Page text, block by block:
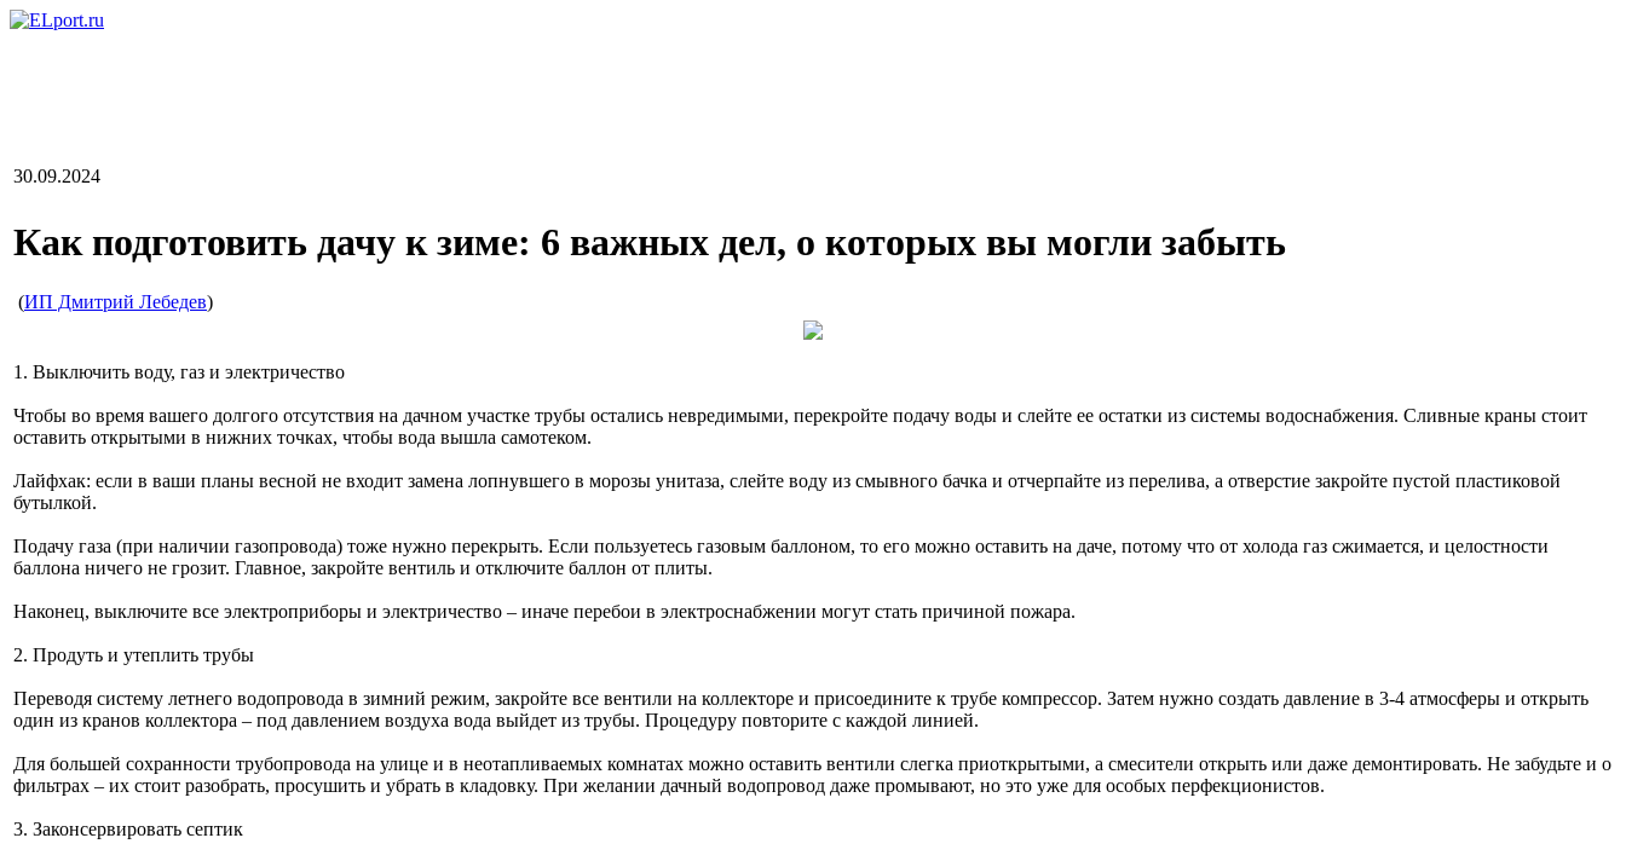
30.09.2024
Как подготовить дачу к зиме: 6 важных дел, о которых вы могли забыть
(ИП Дмитрий Лебедев)
1. Выключить воду, газ и электричество
Чтобы во время вашего долгого отсутствия на дачном участке трубы остались невредимыми, перекройте подачу воды и слейте ее остатки из системы водоснабжения. Сливные краны стоит
оставить открытыми в нижних точках, чтобы вода вышла самотеком.
Лайфхак: если в ваши планы весной не входит замена лопнувшего в морозы унитаза, слейте воду из смывного бачка и отчерпайте из перелива, а отверстие закройте пустой пластиковой
бутылкой.
Подачу газа (при наличии газопровода) тоже нужно перекрыть. Если пользуетесь газовым баллоном, то его можно оставить на даче, потому что от холода газ сжимается, и целостности
баллона ничего не грозит. Главное, закройте вентиль и отключите баллон от плиты.
Наконец, выключите все электроприборы и электричество – иначе перебои в электроснабжении могут стать причиной пожара.
2. Продуть и утеплить трубы
Переводя систему летнего водопровода в зимний режим, закройте все вентили на коллекторе и присоедините к трубе компрессор. Затем нужно создать давление в 3-4 атмосферы и открыть
один из кранов коллектора – под давлением воздуха вода выйдет из трубы. Процедуру повторите с каждой линией.
Для большей сохранности трубопровода на улице и в неотапливаемых комнатах можно оставить вентили слегка приоткрытыми, а смесители открыть или даже демонтировать. Не забудьте и о
фильтрах – их стоит разобрать, просушить и убрать в кладовку. При желании дачный водопровод даже промывают, но это уже для особых перфекционистов.
3. Законсервировать септик